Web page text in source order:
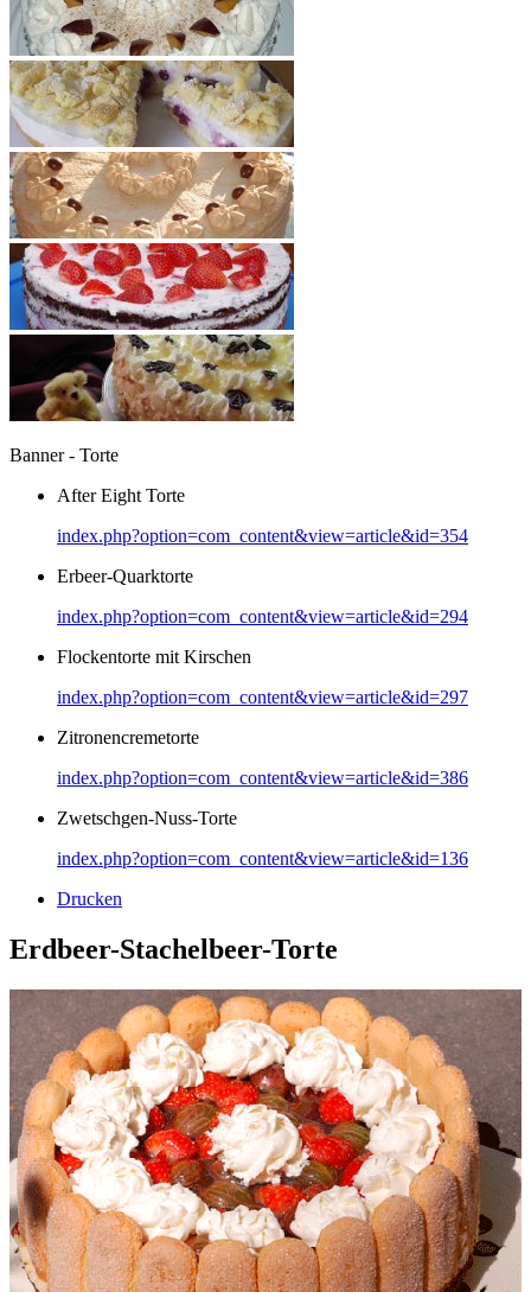
Banner - Torte
After Eight Torte
index.php?option=com_content&view=article&id=354
Erbeer-Quarktorte
index.php?option=com_content&view=article&id=294
Flockentorte mit Kirschen
index.php?option=com_content&view=article&id=297
Zitronencremetorte
index.php?option=com_content&view=article&id=386
Zwetschgen-Nuss-Torte
index.php?option=com_content&view=article&id=136
Drucken
Erdbeer-Stachelbeer-Torte